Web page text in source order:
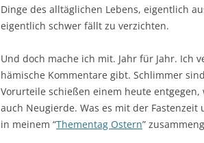
Dinge des alltäglichen Lebens, eigentlich
eigentlich schwer fällt zu verzichten.
Und doch mache ich mit. Jahr für Jahr. Ich
hämische Kommentare gibt. Schlimmer
Vorurteile schießen einem heute
auch Neugierde. Was es mit der
in meinem “Thementag Ostern”